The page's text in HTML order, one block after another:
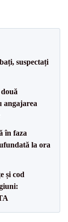
suspectați
angajarea
în faza
la ora
și cod